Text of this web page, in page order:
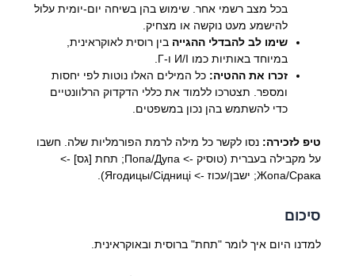
בכל מצב רשמי אחר. שימוש בהן בשיחה יום-יומית עלול
להישמע מעט נוקשה או מצחיק.
שימו לב להבדלי ההגייה בין רוסית לאוקראינית,
במיוחד באותיות כמו И/І ו-Г.
זכרו את ההטיה: כל המילים האלו נוטות לפי יחסות
ומספר. תצטרכו ללמוד את כללי הדקדוק הרלוונטיים
כדי להשתמש בהן נכון במשפטים.
טיפ לזכירה: נסו לקשר כל מילה לרמת הפורמליות שלה. חשבו
על מקבילה בעברית (טוסיק -> Попа/Дупа; תחת [גס] ->
Жопа/Срака; ישבן/עכוז -> Ягодицы/Сідниці).
סיכום
למדנו היום איך לומר "תחת" ברוסית ובאוקראינית.